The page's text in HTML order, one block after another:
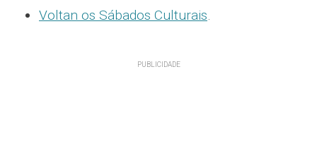
Voltan os Sábados Culturais.